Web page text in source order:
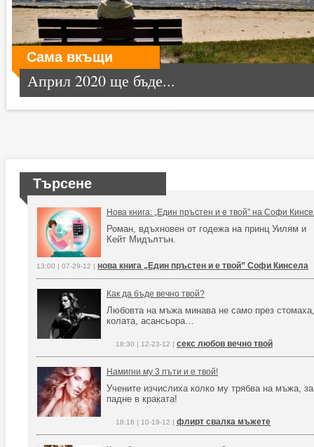
Сама вкъщи
Април 2020 ще бъде...
Търсене
Нова книга: „Един пръстен и e твой” на Софи
Роман, вдъхновен от годежа на принц Уилям и
Кейт Мидълтън.
13:00 | 07-29-12 | нова книга „Един пръстен и e твой” Софи Кинсела
Как да бъде вечно твой?
Любовта на мъжа минава не само през
колата, асансьора…
18:30 | 12-23-12 | секс любов вечно твой
Намигни му 3 пъти и е твой!
Учените изчислиха колко му трябва на мъжа,
падне в краката!
18:18 | 10-19-12 | флирт свалка мъжете